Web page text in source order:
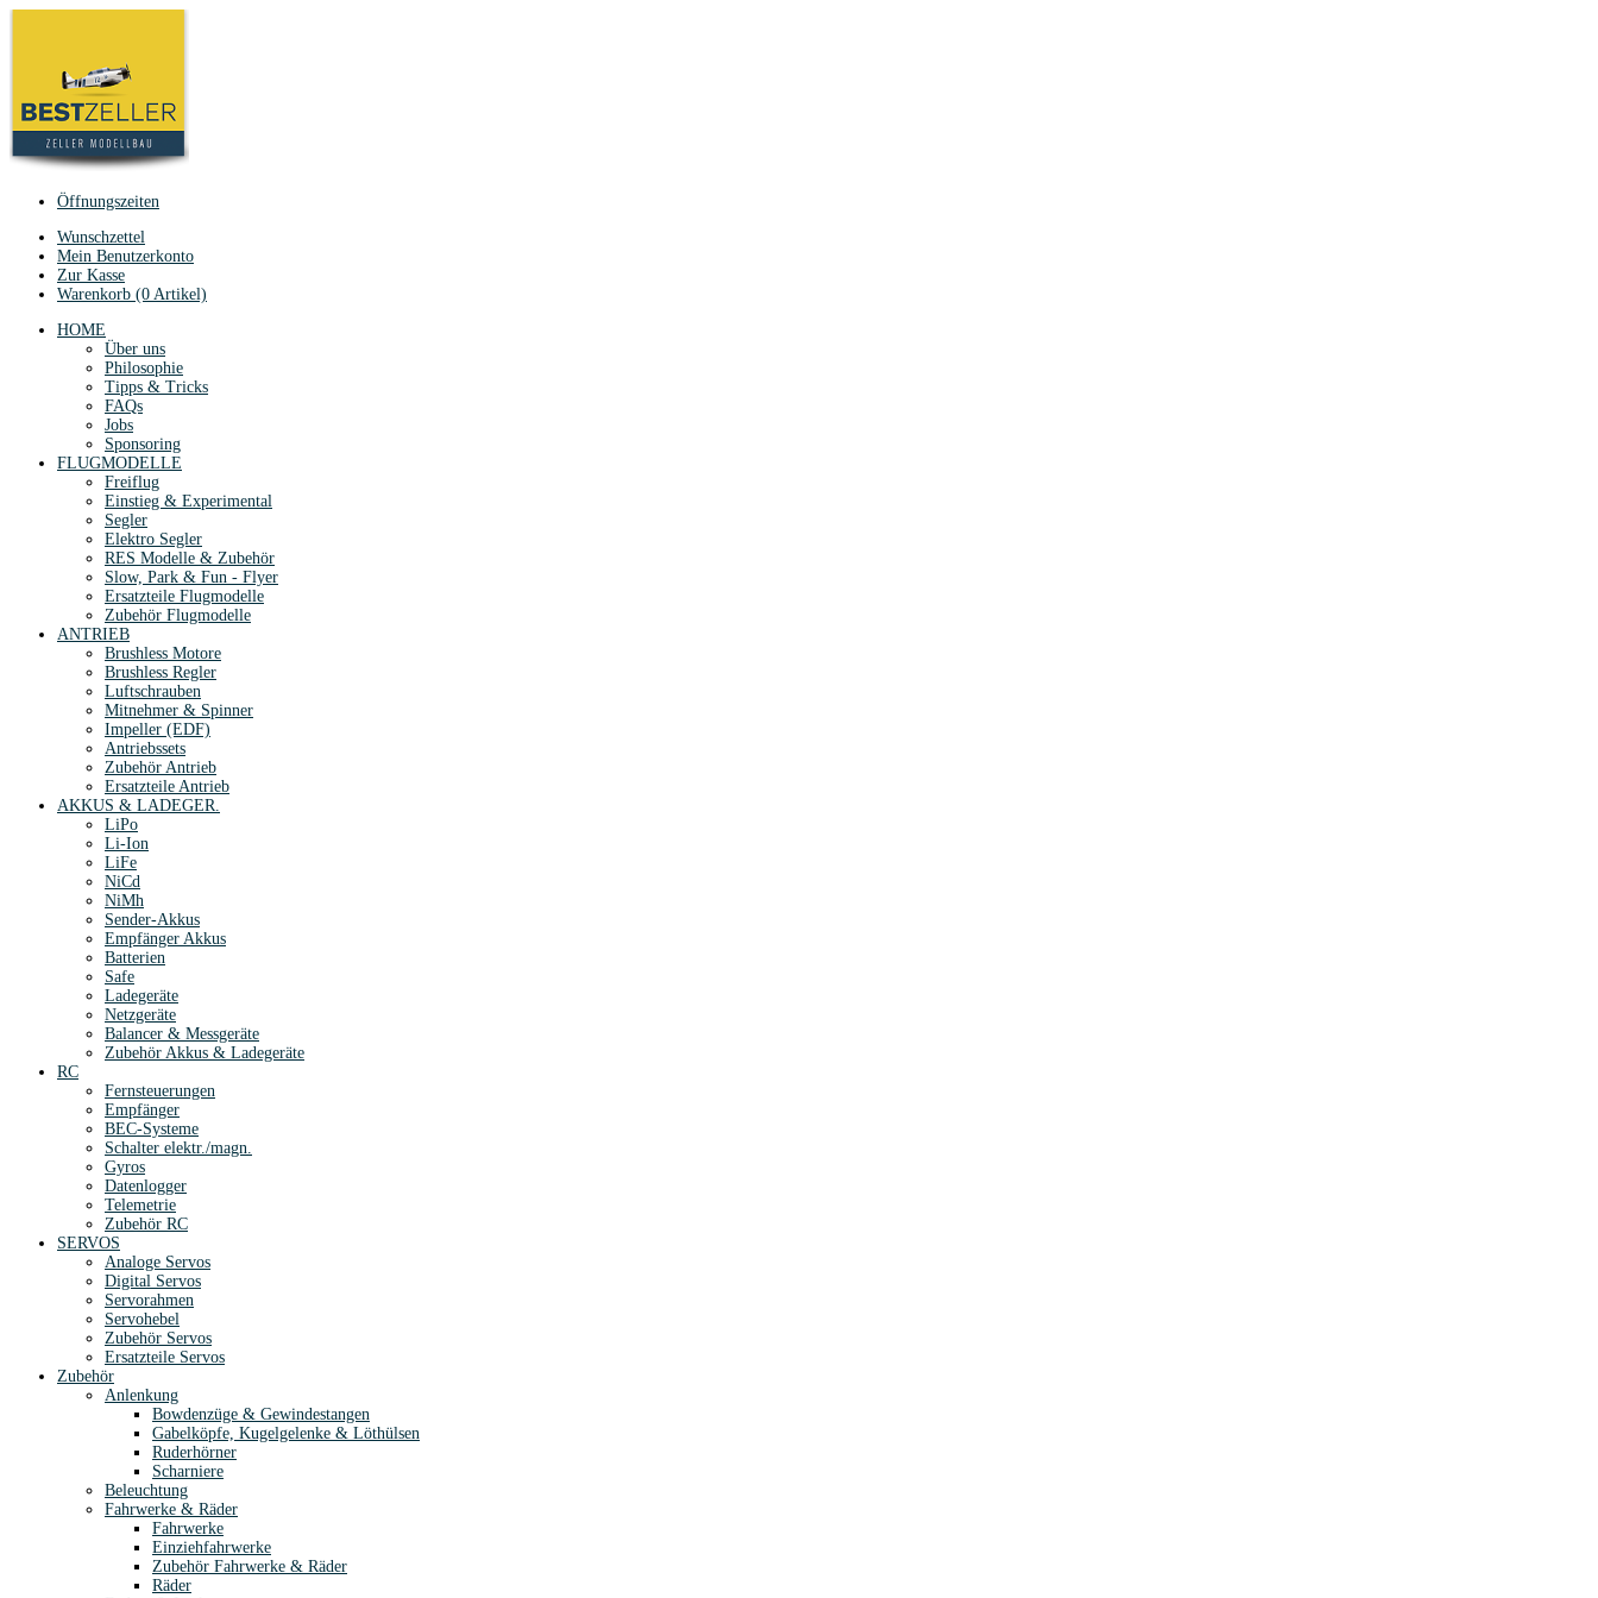
Öffnungszeiten
Wunschzettel
Mein Benutzerkonto
Zur Kasse
Warenkorb (0 Artikel)
HOME
Über uns
Philosophie
Tipps & Tricks
FAQs
Jobs
Sponsoring
FLUGMODELLE
Freiflug
Einstieg & Experimental
Segler
Elektro Segler
RES Modelle & Zubehör
Slow, Park & Fun - Flyer
Ersatzteile Flugmodelle
Zubehör Flugmodelle
ANTRIEB
Brushless Motore
Brushless Regler
Luftschrauben
Mitnehmer & Spinner
Impeller (EDF)
Antriebssets
Zubehör Antrieb
Ersatzteile Antrieb
AKKUS & LADEGER.
LiPo
Li-Ion
LiFe
NiCd
NiMh
Sender-Akkus
Empfänger Akkus
Batterien
Safe
Ladegeräte
Netzgeräte
Balancer & Messgeräte
Zubehör Akkus & Ladegeräte
RC
Fernsteuerungen
Empfänger
BEC-Systeme
Schalter elektr./magn.
Gyros
Datenlogger
Telemetrie
Zubehör RC
SERVOS
Analoge Servos
Digital Servos
Servorahmen
Servohebel
Zubehör Servos
Ersatzteile Servos
Zubehör
Anlenkung
Bowdenzüge & Gewindestangen
Gabelköpfe, Kugelgelenke & Löthülsen
Ruderhörner
Scharniere
Beleuchtung
Fahrwerke & Räder
Fahrwerke
Einziehfahrwerke
Zubehör Fahrwerke & Räder
Räder